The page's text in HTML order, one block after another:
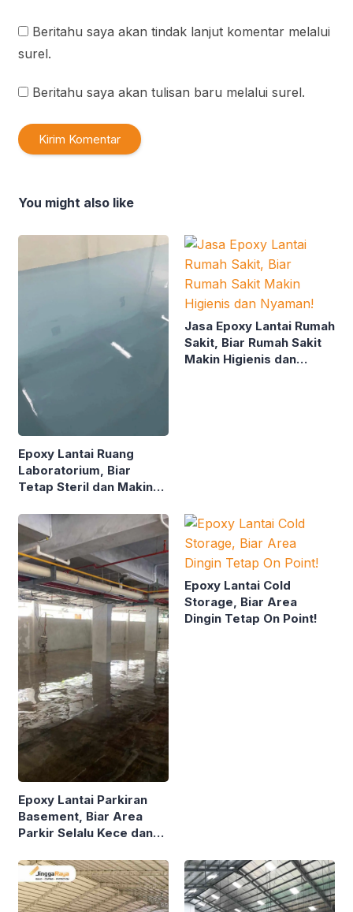
Beritahu saya akan tindak lanjut komentar melalui
surel.
Beritahu saya akan tulisan baru melalui surel.
You might also like
Epoxy Lantai Ruang
Laboratorium, Biar
Tetap Steril dan Makin
Jasa Epoxy Lantai Rumah
Sakit, Biar Rumah Sakit
Makin Higienis dan
Epoxy Lantai Parkiran
Basement, Biar Area
Parkir Selalu Kece dan
Epoxy Lantai Cold
Storage, Biar Area
Dingin Tetap On Point!